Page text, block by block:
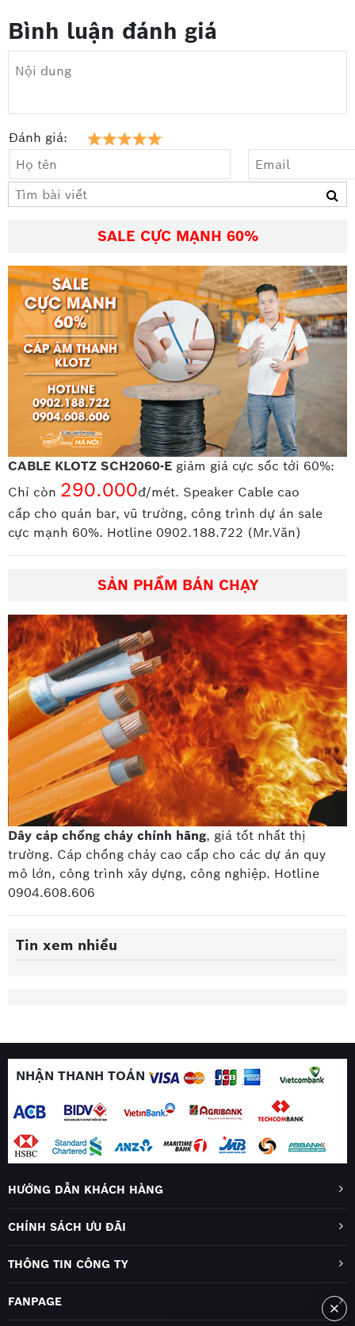
Bình luận đánh giá
Đánh giá:
SALE CỰC MẠNH 60%
CABLE KLOTZ SCH2060-E giảm giá cực sốc tới 60%:
Chỉ còn 290.000đ/mét. Speaker Cable cao
cấp cho quán bar, vũ trường, công trình dự án sale
cực mạnh 60%. Hotline 0902.188.722 (Mr.Văn)
SẢN PHẨM BÁN CHẠY
Dây cáp chống cháy chính hãng, giá tốt nhất thị
trường. Cáp chống cháy cao cấp cho các dự án quy
mô lớn, công trình xây dựng, công nghiệp. Hotline
0904.608.606
Tin xem nhiều
NHẬN THANH TOÁN
HƯỚNG DẪN KHÁCH HÀNG
CHÍNH SÁCH ƯU ĐÃI
THÔNG TIN CÔNG TY
FANPAGE